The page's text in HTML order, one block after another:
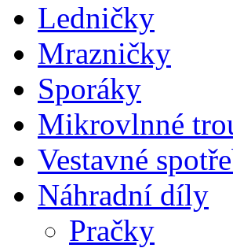
Ledničky
Mrazničky
Sporáky
Mikrovlnné
Vestavné
Náhradní díly
Pračky